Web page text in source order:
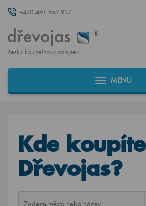
+420 461 653 937
český koupelnový nábytek
MENU
Kde koupíte
Dřevojas?